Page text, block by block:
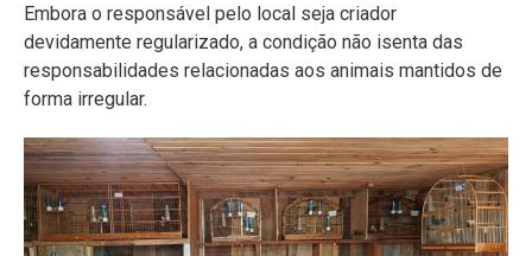
Embora o responsável pelo local seja criador
devidamente regularizado, a condição não isenta das
responsabilidades relacionadas aos animais mantidos de
forma irregular.